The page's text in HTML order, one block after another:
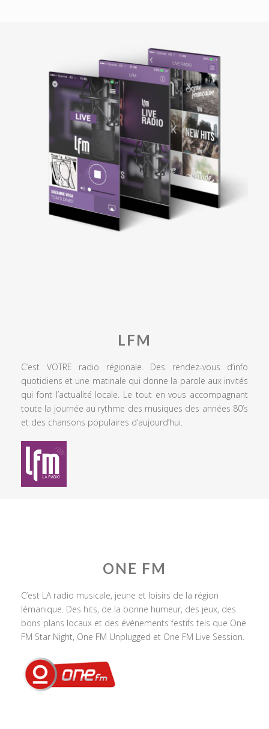
LFM
C’est VOTRE radio régionale. Des rendez-vous d’info
quotidiens et une matinale qui donne la parole aux invités
qui font l’actualité locale. Le tout en vous accompagnant
toute la journée au rythme des musiques des années 80’s
et des chansons populaires d’aujourd’hui.
ONE FM
C’est LA radio musicale, jeune et loisirs de la région
lémanique. Des hits, de la bonne humeur, des jeux, des
bons plans locaux et des événements festifs tels que One
FM Star Night, One FM Unplugged et One FM Live Session.